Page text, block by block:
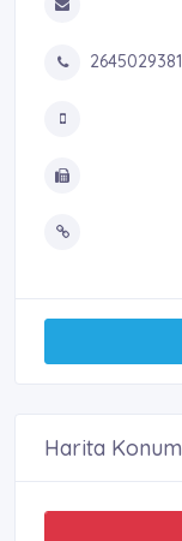
2645029381
Harita Konum